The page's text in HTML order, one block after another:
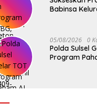
Babinsa
Langsung
di Sekolah
05/08/2026 0
Polda Sulsel
Program